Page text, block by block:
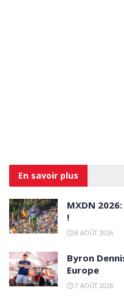
En savoir plus
MXDN
!
8 AOÛT 2026
Byron
Europe
7 AOÛT 2026